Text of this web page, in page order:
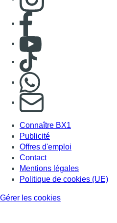
Consulter page
Consulter Youtube
Consulter TikTok
S'abonner à notre
Connaître BX1
Publicité
Offres d'emploi
Contact
Mentions légales
Politique de cookies (UE)
Gérer les cookies